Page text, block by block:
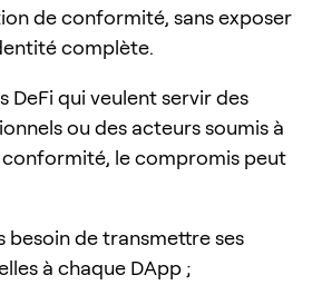
de conformité, sans exposer
complète.
DeFi qui veulent servir des
ou des acteurs soumis à
le compromis peut
besoin de transmettre ses
à chaque DApp ;